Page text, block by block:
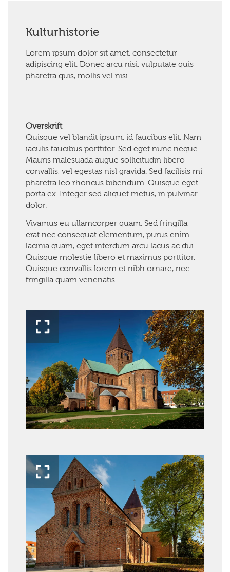
Kulturhistorie
Lorem ipsum dolor sit amet, consectetur
adipiscing elit. Donec arcu nisi, vulputate quis
pharetra quis, mollis vel nisi.
Overskrift
Quisque vel blandit ipsum, id faucibus elit. Nam
iaculis faucibus porttitor. Sed eget nunc neque.
Mauris malesuada augue sollicitudin libero
convallis, vel egestas nisl gravida. Sed facilisis mi
pharetra leo rhoncus bibendum. Quisque eget
porta ex. Integer sed aliquet metus, in pulvinar
dolor.
Vivamus eu ullamcorper quam. Sed fringilla,
erat nec consequat elementum, purus enim
lacinia quam, eget interdum arcu lacus ac dui.
Quisque molestie libero et maximus porttitor.
Quisque convallis lorem et nibh ornare, nec
fringilla quam venenatis.